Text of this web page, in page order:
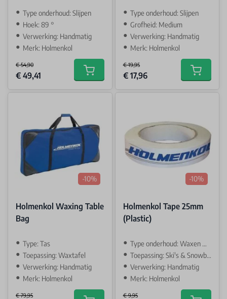
Type onderhoud: Slijpen
Hoek: 89 °
Verwerking: Handmatig
Merk: Holmenkol
€ 54,90
Special Price
€ 49,41 Add to cart
Type onderhoud: Slijpen
Grofheid: Medium
Verwerking: Handmatig
Merk: Holmenkol
€ 19,95
Special Price
€ 17,96 Add to
-10%
Holmenkol Waxing Table
Bag
Type: Tas
Toepassing: Waxtafel
Verwerking: Handmatig
Merk: Holmenkol
€ 79,95
-10%
Holmenkol Tape 25mm
(Plastic)
Type onderhoud: Waxen & Slijpen
Toepassing: Ski's & Snowboards
Verwerking: Handmatig
Merk: Holmenkol
€ 9,95